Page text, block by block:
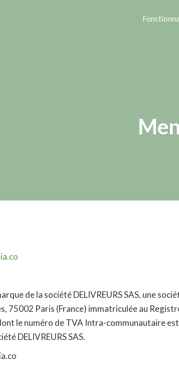
de la société DELIVREURS SAS, une
75002 Paris (France) immatriculée au
le numéro de TVA Intra-communautaire
DELIVREURS SAS.